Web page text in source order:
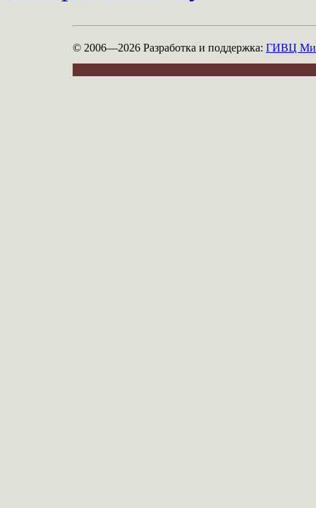
© 2006—2026 Разработка и поддержка: ГИВЦ